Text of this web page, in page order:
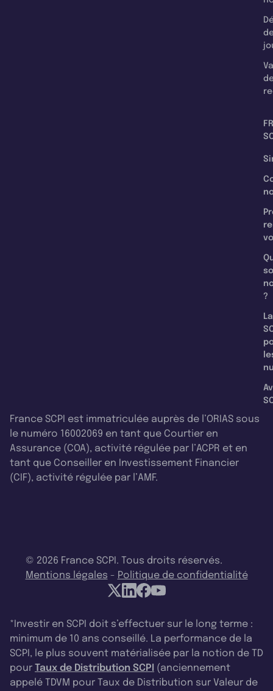
?
La
France SCPI est immatriculée auprès de l’ORIAS sous
le numéro 16002069 en tant que Courtier en
Assurance (COA), activité régulée par l’ACPR et en
tant que Conseiller en Investissement Financier
(CIF), activité régulée par l’AMF.
© 2026 France SCPI. Tous droits réservés.
Mentions légales - Politique de confidentialité
*Investir en SCPI doit s’effectuer sur le long terme :
minimum de 10 ans conseillé. La performance de la
SCPI, le plus souvent matérialisée par la notion de TD
pour Taux de Distribution SCPI (anciennement
appelé TDVM pour Taux de Distribution sur Valeur de